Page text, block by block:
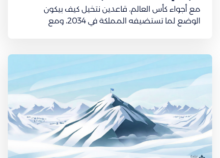
مع أجواء كأس العالم، قاعدين نتخيل كيف بيكون
الوضع لما تستضيفه المملكة في 2034، ومع
محفظة النقد من دراهم! عائد متوقع 3.1% سنويًا مع
توزيعات أرباح شهرية. سحب فوري دون حد